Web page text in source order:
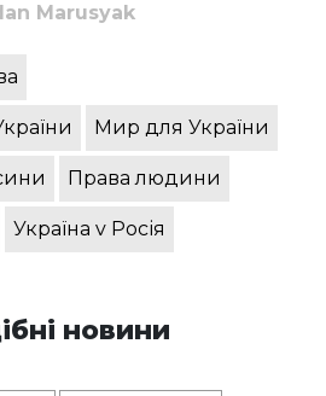
Marusyak
Мир для України
Права людини
Україна v Росія
новини